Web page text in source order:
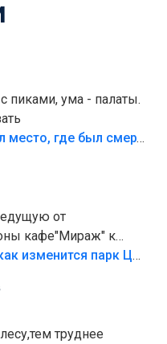
пиками, ума - палаты.
«Попал на пику»: СК показал место, где был смертельно травмирован ребенок в Тольятти
от
кафе"Мираж" к
то бордюры
еще,видимо,часть
Глава Тольятти рассказал, как изменится парк Центрального района
труднее